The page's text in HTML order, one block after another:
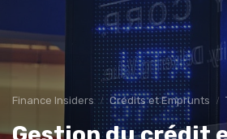
Finance Insiders Crédits et Emprunts